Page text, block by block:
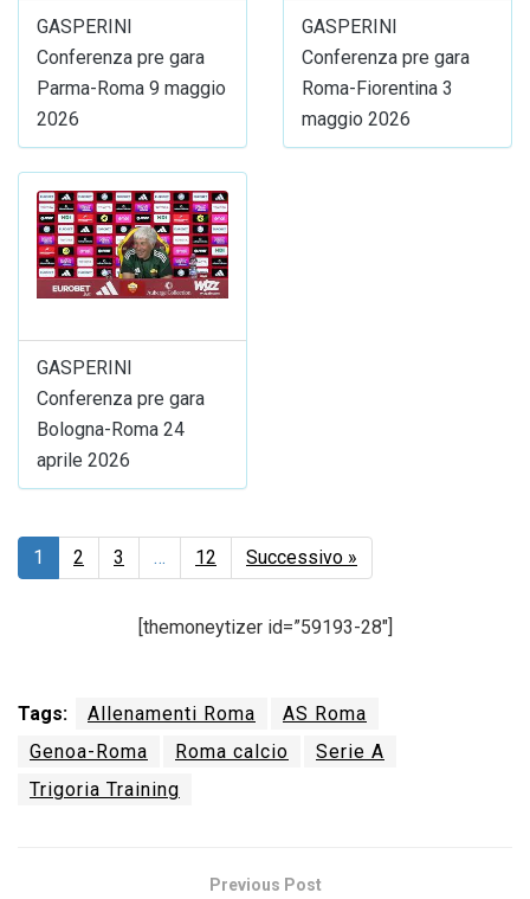
GASPERINI
Conferenza pre gara
Parma-Roma 9 maggio
2026
GASPERINI
Conferenza pre gara
Roma-Fiorentina 3
maggio 2026
GASPERINI
Conferenza pre gara
Bologna-Roma 24
aprile 2026
1 2 3 … 12 Successivo »
[themoneytizer id=”59193-28″]
Tags: Allenamenti Roma
AS Roma
Genoa-Roma
Roma calcio
Serie A
Trigoria Training
Previous Post